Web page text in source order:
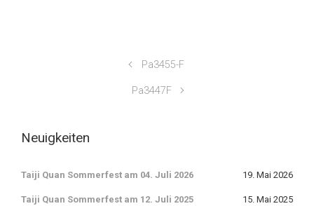
Pa3455-F
Pa3447F
Neuigkeiten
Taiji Quan Sommerfest am 04. Juli 2026 19. Mai 2026
Taiji Quan Sommerfest am 12. Juli 2025 15. Mai 2025